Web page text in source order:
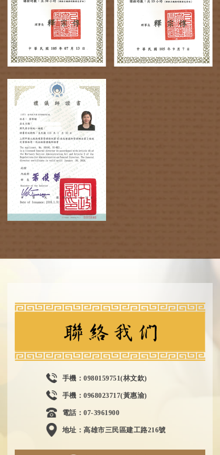
手機：0980159751(林文欽)
手機：0968023717(黃惠渝)
電話：07-3961900
地址：高雄市三民區建工路216號